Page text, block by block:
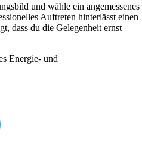
und wähle ein angemessenes
Auftreten hinterlässt einen
dass du die Gelegenheit ernst
Energie- und